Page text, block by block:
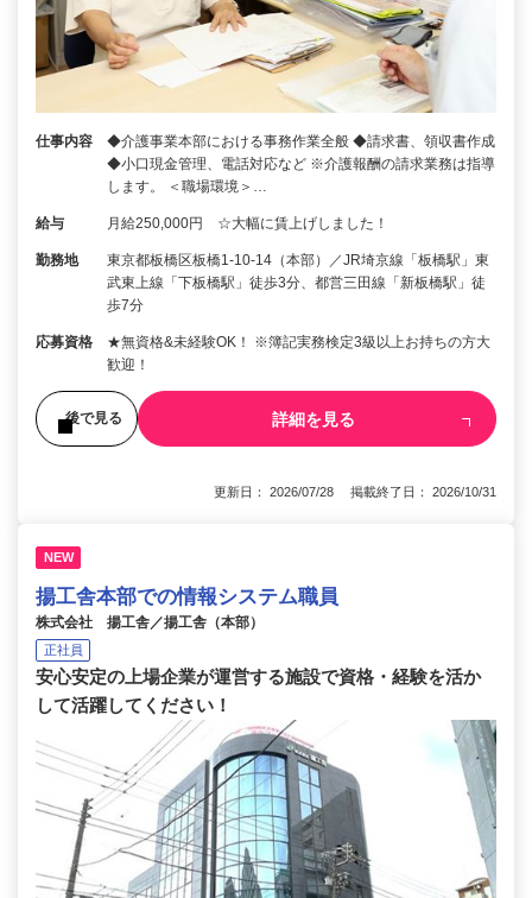
仕事内容
◆介護事業本部における事務作業全般 ◆請求書、領収書作成
◆小口現金管理、電話対応など ※介護報酬の請求業務は指導
します。 ＜職場環境＞…
給与 月給250,000円 ☆大幅に賃上げしました！
勤務地
東京都板橋区板橋1-10-14（本部）／JR埼京線「板橋駅」東
武東上線「下板橋駅」徒歩3分、都営三田線「新板橋駅」徒
歩7分
応募資格
★無資格&未経験OK！ ※簿記実務検定3級以上お持ちの方大
歓迎！
後で見る 詳細を見る
更新日： 2026/07/28 掲載終了日： 2026/10/31
NEW
揚工舎本部での情報システム職員
株式会社 揚工舎／揚工舎（本部）
正社員
安心安定の上場企業が運営する施設で資格・経験を活か
して活躍してください！